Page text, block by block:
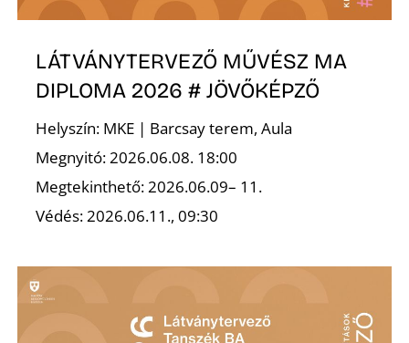
LÁTVÁNYTERVEZŐ MŰVÉSZ MA
DIPLOMA 2026 # JÖVŐKÉPZŐ
Helyszín: MKE | Barcsay terem, Aula
Megnyitó: 2026.06.08. 18:00
Megtekinthető: 2026.06.09– 11.
Védés: 2026.06.11., 09:30